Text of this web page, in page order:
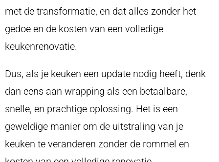
met de transformatie, en dat alles zonder het
gedoe en de kosten van een volledige
keukenrenovatie.
Dus, als je keuken een update nodig heeft, denk
dan eens aan wrapping als een betaalbare,
snelle, en prachtige oplossing. Het is een
geweldige manier om de uitstraling van je
keuken te veranderen zonder de rommel en